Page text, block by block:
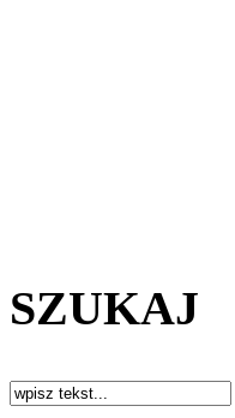
SZUKAJ